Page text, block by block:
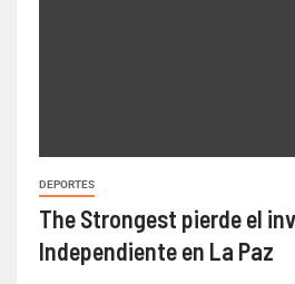
DEPORTES
The Strongest pierde el
Independiente en La Paz